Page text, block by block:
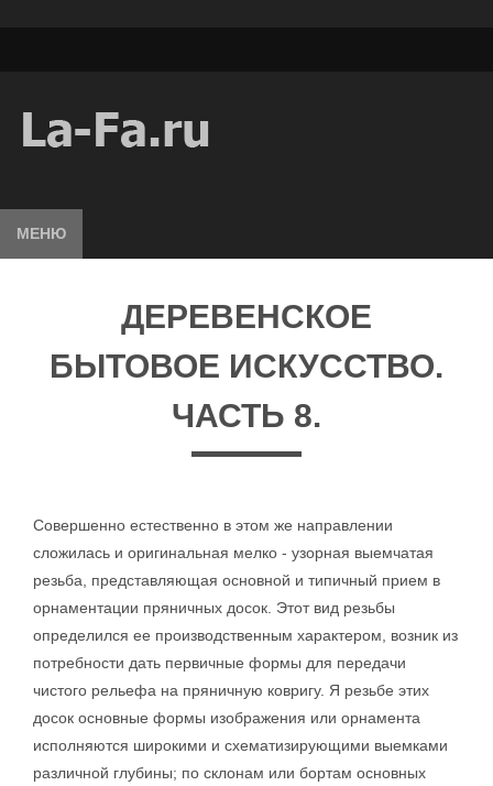
МЕНЮ
ДЕРЕВЕНСКОЕ
БЫТОВОЕ ИСКУССТВО.
ЧАСТЬ 8.
Совершенно естественно в этом же направлении
сложилась и оригинальная мелко - узорная выемчатая
резьба, представляющая основной и типичный прием в
орнаментации пряничных досок. Этот вид резьбы
определился ее производственным характером, возник из
потребности дать первичные формы для передачи
чистого рельефа на пряничную ковригу. Я резьбе этих
досок основные формы изображения или орнамента
исполняются широкими и схематизирующими выемками
различной глубины; по склонам или бортам основных